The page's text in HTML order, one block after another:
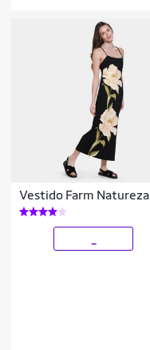
Vestido Farm Natureza